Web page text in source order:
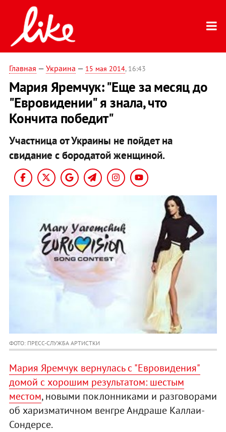
Главная — Украина — 15 мая 2014, 16:43
Мария Яремчук: "Еще за месяц до
"Евровидении" я знала, что
Кончита победит"
Участница от Украины не пойдет на
свидание с бородатой женщиной.
ФОТО: ПРЕСС-СЛУЖБА АРТИСТКИ
Мария Яремчук вернулась с "Евровидения"
домой с хорошим результатом: шестым
местом, новыми поклонниками и разговорами
об харизматичном венгре Андраше Каллаи-
Сондерсе.